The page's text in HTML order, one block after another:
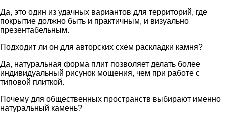
Да, это один из удачных вариантов для территорий, где
покрытие должно быть и практичным, и визуально
презентабельным.
Подходит ли он для авторских схем раскладки камня?
Да, натуральная форма плит позволяет делать более
индивидуальный рисунок мощения, чем при работе с
типовой плиткой.
Почему для общественных пространств выбирают именно
натуральный камень?